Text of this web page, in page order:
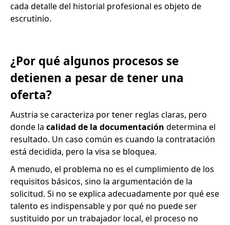
cada detalle del historial profesional es objeto de
escrutinio.
¿Por qué algunos procesos se
detienen a pesar de tener una
oferta?
Austria se caracteriza por tener reglas claras, pero
donde la calidad de la documentación determina el
resultado. Un caso común es cuando la contratación
está decidida, pero la visa se bloquea.
A menudo, el problema no es el cumplimiento de los
requisitos básicos, sino la argumentación de la
solicitud. Si no se explica adecuadamente por qué ese
talento es indispensable y por qué no puede ser
sustituido por un trabajador local, el proceso no